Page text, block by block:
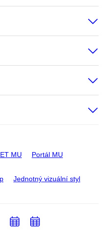
MU Portál MU
Jednotný vizuální styl
PřidatPřidat